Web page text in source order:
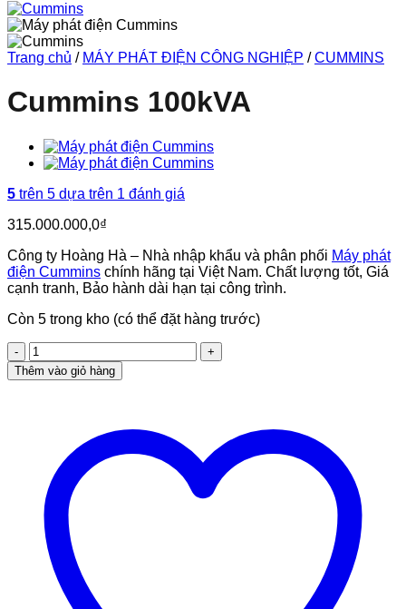
Trang chủ / MÁY PHÁT ĐIỆN CÔNG NGHIỆP / CUMMINS
Cummins 100kVA
5 trên 5 dựa trên 1 đánh giá
315.000.000,0₫
Công ty Hoàng Hà – Nhà nhập khẩu và phân phối Máy phát
điện Cummins chính hãng tại Việt Nam. Chất lượng tốt, Giá
cạnh tranh, Bảo hành dài hạn tại công trình.
Còn 5 trong kho (có thể đặt hàng trước)
Cummins
100kVA
số
Thêm vào giỏ hàng